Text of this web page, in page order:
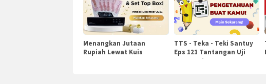
Menangkan Jutaan
Rupiah Lewat Kuis
TTS - Teka - Teki Santuy
Eps 121 Tantangan Uji
Pengetahuan